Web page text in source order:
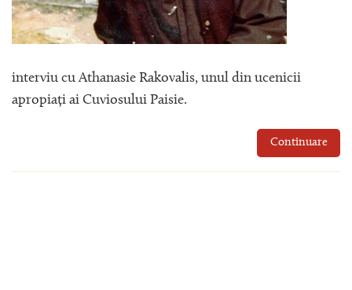
interviu cu Athanasie Rakovalis, unul din ucenicii
apropiați ai Cuviosului Paisie.
Continuare